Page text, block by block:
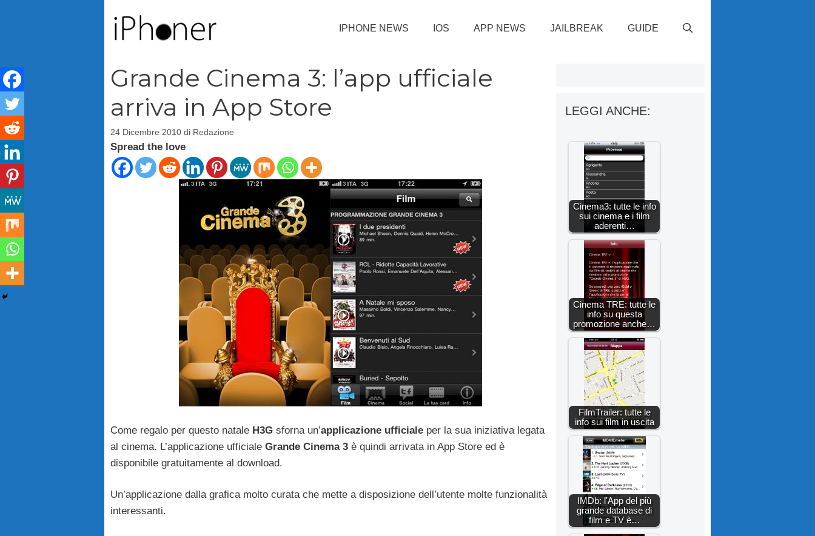
IPHONE NEWS IOS APP NEWS JAILBREAK GUIDE
Grande Cinema 3: l’app ufficiale
arriva in App Store
24 Dicembre 2010 di Redazione
Spread the love
Come regalo per questo natale H3G sforna un’applicazione ufficiale per la sua iniziativa legata
al cinema. L’applicazione ufficiale Grande Cinema 3 è quindi arrivata in App Store ed è
disponibile gratuitamente al download.
Un’applicazione dalla grafica molto curata che mette a disposizione dell’utente molte funzionalità
interessanti.
LEGGI ANCHE:
Cinema3: tutte le info
sui cinema e i film
aderenti…
Cinema TRE: tutte le
info su questa
promozione anche…
FilmTrailer: tutte le
info sui film in uscita
IMDb: l'App del più
grande database di
film e TV è…